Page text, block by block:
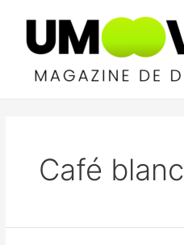
contenu
Café blanc